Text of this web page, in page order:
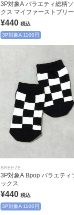
3P対象A バラエティ総柄ソ
クス マイファーストブリ
¥440 税込
3P対象A 1100円
BREEZE
3P対象A Bpop バラエティ
ックス
¥440 税込
3P対象A 1100円